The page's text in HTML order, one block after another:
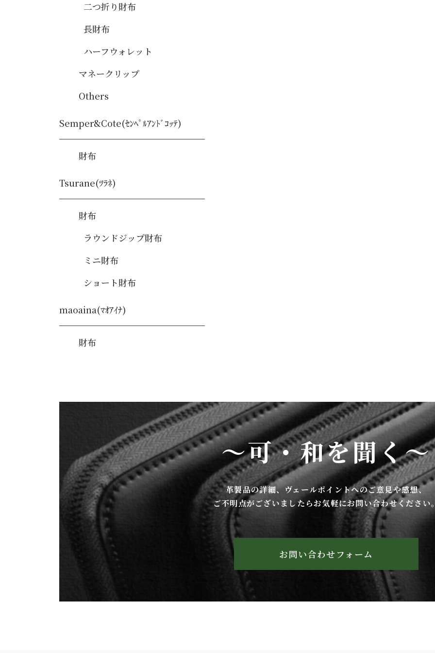
二つ折り財布
長財布
ハーフウォレット
マネークリップ
Others
Semper&Cote(ｾﾝﾍﾟﾙｱﾝﾄﾞｺｯﾃ)
財布
Tsurane(ﾂﾗﾈ)
財布
ラウンドジップ財布
ミニ財布
ショート財布
maoaina(ﾏｵｱｲﾅ)
財布
～可・和を聞く～
革製品の詳細、ヴェールポイントへのご意見や感想、
ご不明点がございましたらお気軽にお問い合わせください
お問い合わせフォーム